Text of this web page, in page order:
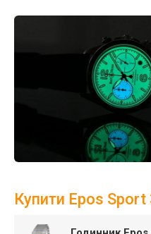
Купити Epos